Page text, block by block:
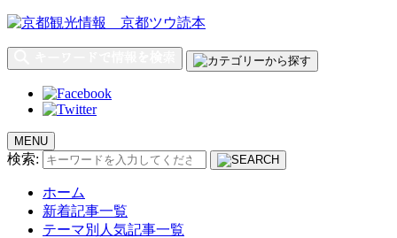
MENU
検索:
ホーム
新着記事一覧
テーマ別人気記事一覧